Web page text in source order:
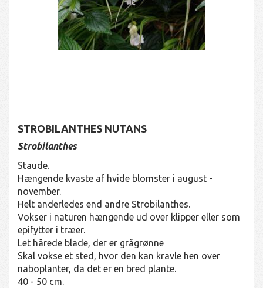
STROBILANTHES NUTANS
Strobilanthes
Staude.
Hængende kvaste af hvide blomster i august -
november.
Helt anderledes end andre Strobilanthes.
Vokser i naturen hængende ud over klipper eller som
epifytter i træer.
Let hårede blade, der er grågrønne
Skal vokse et sted, hvor den kan kravle hen over
naboplanter, da det er en bred plante.
40 - 50 cm.